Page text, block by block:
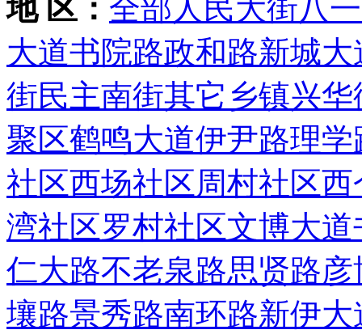
地 区： 全部 人民大街八
大道书院路政和路新城大
街民主南街其它乡镇兴华
聚区鹤鸣大道伊尹路理学
社区西场社区周村社区西
湾社区罗村社区文博大道
仁大路不老泉路思贤路
壤路景秀路南环路新伊大